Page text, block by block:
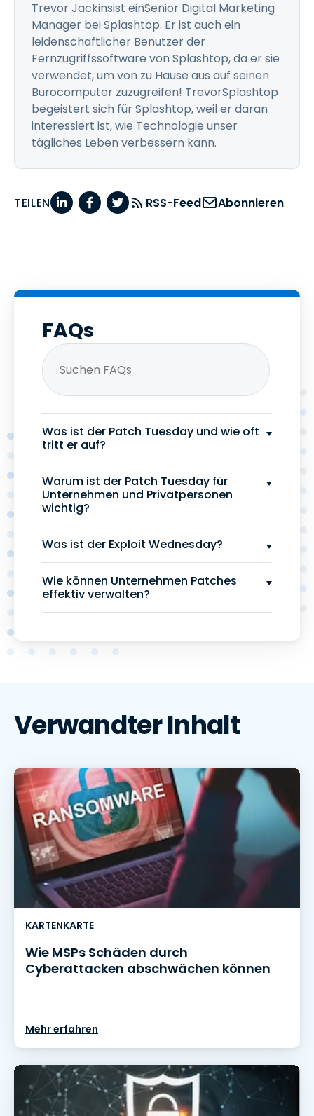
Trevor Jackinsist einSenior Digital Marketing
Manager bei Splashtop. Er ist auch ein
leidenschaftlicher Benutzer der
Fernzugriffssoftware von Splashtop, da er sie
verwendet, um von zu Hause aus auf seinen
Bürocomputer zuzugreifen! TrevorSplashtop
begeistert sich für Splashtop, weil er daran
interessiert ist, wie Technologie unser
tägliches Leben verbessern kann.
TEILEN RSS-Feed Abonnieren
FAQs
Was ist der Patch Tuesday und wie oft
tritt er auf?
Warum ist der Patch Tuesday für
Unternehmen und Privatpersonen
wichtig?
Was ist der Exploit Wednesday?
Wie können Unternehmen Patches
effektiv verwalten?
Verwandter Inhalt
KARTENKARTE
Wie MSPs Schäden durch
Cyberattacken abschwächen können
Mehr erfahren